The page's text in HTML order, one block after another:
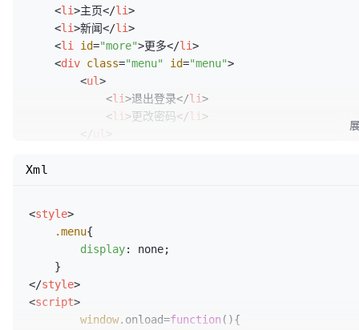
<li>主页</li>
<li>新闻</li>
<li id="more">更多</li>
<div class="menu" id="menu">
<ul>
<li>退出登录</li>
<li >更改密码</li >
</ul
<style>
.menu{
display: none;
</style>
<script>
window. onload=function ( ){
Xml